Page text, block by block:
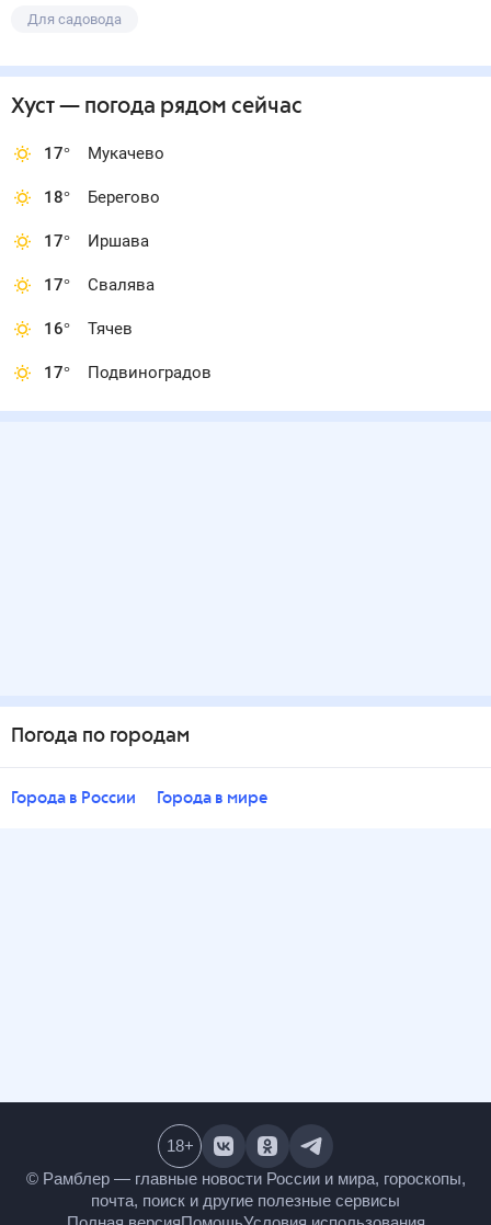
Для садовода
Хуст— погода рядом сейчас
17° Мукачево
18° Берегово
17° Иршава
17° Свалява
16° Тячев
17° Подвиноградов
Погода по городам
Города в России Города в мире
© Рамблер — главные новости России и мира,
гороскопы, почта, поиск и другие полезные сервисы
18+